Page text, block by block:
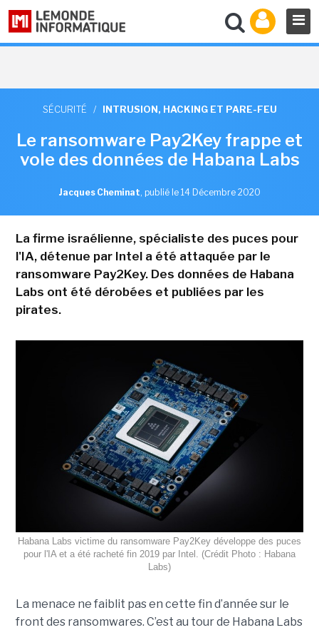
SÉCURITÉ / INTRUSION, HACKING ET PARE-FEU
Le ransomware Pay2Key frappe et
vole des données de Habana Labs
Jacques Cheminat, publié le 14 Décembre 2020
La firme israélienne, spécialiste des puces pour
l'IA, détenue par Intel a été attaquée par le
ransomware Pay2Key. Des données de Habana
Labs ont été dérobées et publiées par les
pirates.
Habana Labs victime du ransomware Pay2Key développe des puces
pour l'IA et a été racheté fin 2019 par Intel. (Crédit Photo : Habana
Labs)
La menace ne faiblit pas en cette fin d’année sur le
front des ransomwares. C’est au tour de Habana Labs